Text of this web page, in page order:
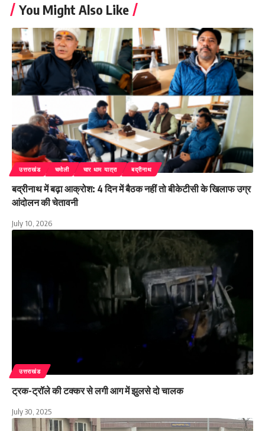
You Might Also Like
उत्तराखंड चमोली चार धाम यात्रा बद्रीनाथ
बद्रीनाथ में बढ़ा आक्रोश: 4 दिन में बैठक नहीं तो बीकेटीसी के खिलाफ उग्र
आंदोलन की चेतावनी
July 10, 2026
उत्तराखंड
ट्रक-ट्रॉले की टक्कर से लगी आग में झुलसे दो चालक
July 30, 2025